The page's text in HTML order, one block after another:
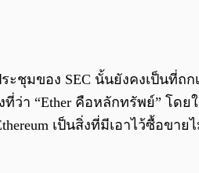
ชุมของ SEC นั้นยังคงเป็นที่ถ
ที่ว่า “Ether คือหลักทรัพย์” โด
เป็นสิ่งที่มีเอาไว้ซื้อขา